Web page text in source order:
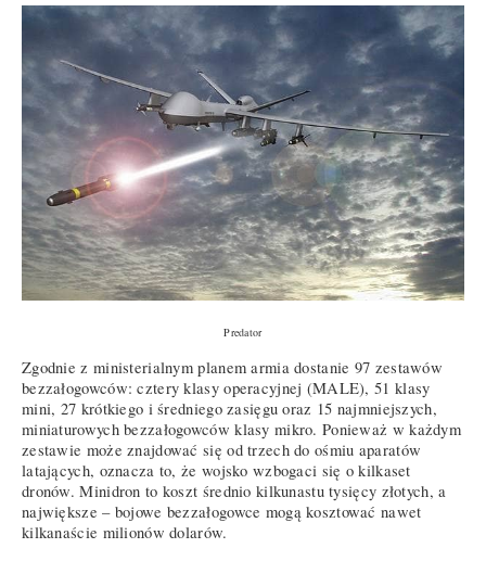
Predator
Zgodnie z ministerialnym planem armia dostanie 97 zestawów
bezzałogowców: cztery klasy operacyjnej (MALE), 51 klasy
mini, 27 krótkiego i średniego zasięgu oraz 15 najmniejszych,
miniaturowych bezzałogowców klasy mikro. Ponieważ w każdym
zestawie może znajdować się od trzech do ośmiu aparatów
latających, oznacza to, że wojsko wzbogaci się o kilkaset
dronów. Minidron to koszt średnio kilkunastu tysięcy złotych, a
największe – bojowe bezzałogowce mogą kosztować nawet
kilkanaście milionów dolarów.